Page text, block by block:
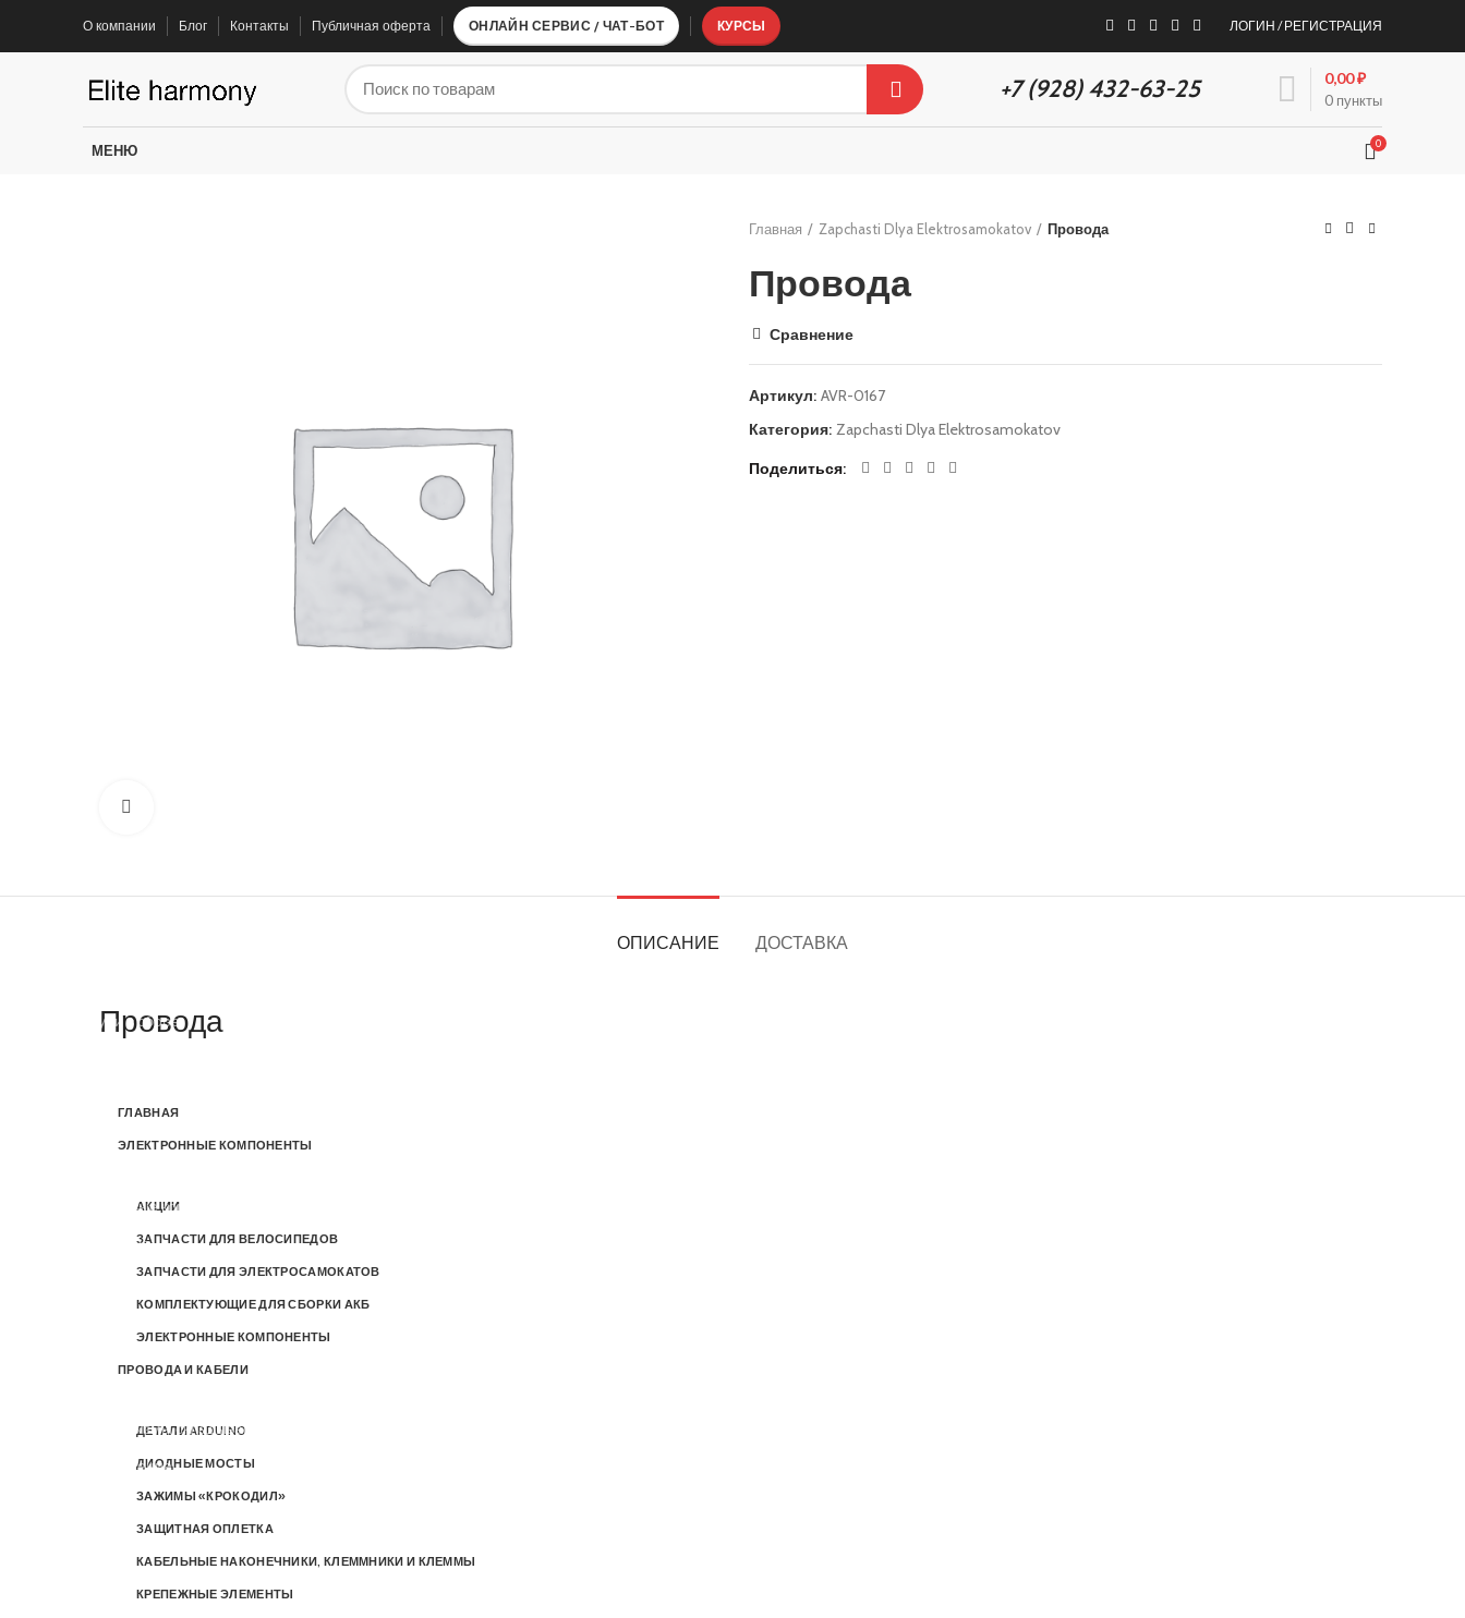
О компании Блог Контакты Публичная оферта ОНЛАЙН СЕРВИС / ЧАТ-БОТ КУРСЫ ЛОГИН / РЕГИСТРАЦИЯ
+7 (928) 432-63-25 0 пункты
0,00₽
МЕНЮ 0
Главная Zapchasti Dlya Elektrosamokatov Провода
Провода
Сравнение
Артикул: AVR-0167
Категория: Zapchasti Dlya Elektrosamokatov
Поделиться
ОПИСАНИЕ ДОСТАВКА
Провода
ГЛАВНАЯ
ЭЛЕКТРОННЫЕ КОМПОНЕНТЫ
АКЦИИ
ЗАПЧАСТИ ДЛЯ ВЕЛОСИПЕДОВ
ЗАПЧАСТИ ДЛЯ ЭЛЕКТРОСАМОКАТОВ
КОМПЛЕКТУЮЩИЕ ДЛЯ СБОРКИ АКБ
ЭЛЕКТРОННЫЕ КОМПОНЕНТЫ
ПРОВОДА И КАБЕЛИ
ДЕТАЛИ ARDUINO
ДИОДНЫЕ МОСТЫ
ЗАЖИМЫ «КРОКОДИЛ»
ЗАЩИТНАЯ ОПЛЕТКА
КАБЕЛЬНЫЕ НАКОНЕЧНИКИ, КЛЕММНИКИ И КЛЕММЫ
КРЕПЕЖНЫЕ ЭЛЕМЕНТЫ
Электроника
Колодки
Кабеля, провода и разъёмы
Рули в сборе
Бортовые компьютеры
Рулевые
Покрышки и камеры
Курки и ручки (газа и тормоза)
Механизмы складывания и комплектующие
Освещение
Крылья
Комплектующие подвески и механика
ЗАПЧАСТИ ДЛЯ ВЕЛОСИПЕДОВ КОМПЛЕКТУЮЩИЕ ДЛЯ СБОРКИ АКБ